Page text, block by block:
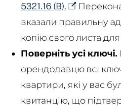
5321.16 (B).
вказали правильну
копію свого листа для
Поверніть усі ключі.
орендодавцю всі
квартири, які у вас
квитанцію, що